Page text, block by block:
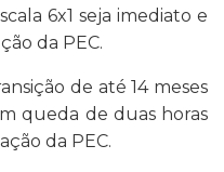
6x1 seja imediato e
da PEC.
de até 14 meses
queda de duas horas
da PEC.